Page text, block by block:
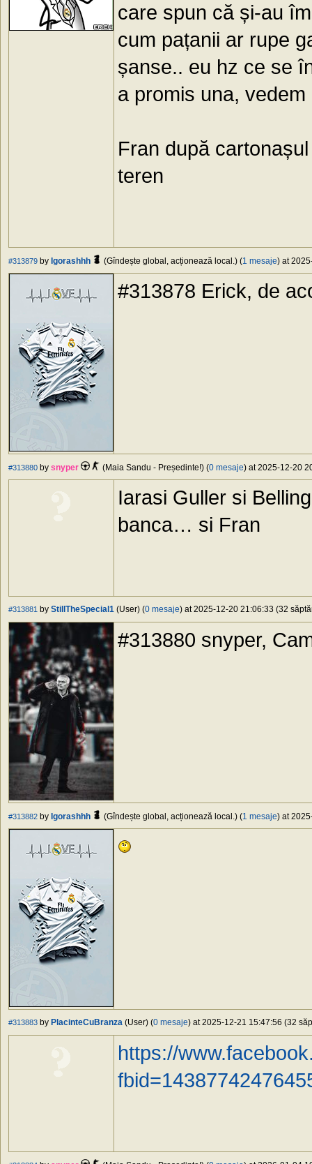
care spun că și-au
cum pațanii ar rupe
șanse.. eu hz ce se
a promis una,
Fran după
teren
#313879 by Igorashhh (Gîndește global, acționează local.) (1 mesaje) at
#313878 Erick, de
#313880 by snyper (Maia Sandu - Președinte!) (0 mesaje) at 2025-12-20
Iarasi Guller si
banca… si Fran
#313881 by StillTheSpecial1 (User) (0 mesaje) at 2025-12-20 21:06:33 (32
#313880 snyper,
#313882 by Igorashhh (Gîndește global, acționează local.) (1 mesaje) at
#313883 by PlacinteCuBranza (User) (0 mesaje) at 2025-12-21 15:47:56 (32
https://